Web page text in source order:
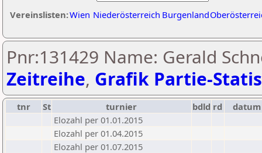
Vereinslisten:Wien Niederösterreich Burgenland
Pnr:131429 Name: Gerald
Zeitreihe, Grafik Partie-
tnr St turnier bdld rd
datum
Elozahl per 01.01.2015
Elozahl per 01.04.2015
Elozahl per 01.07.2015